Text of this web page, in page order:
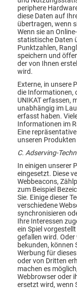
periphere
diese Daten auf
übertragen, wenn
Wenn sie an
statistische Daten
Punktzahlen,
speichern und
der von Ihnen
wird.
Externe, in unsere
die Informationen,
UNIKAT erfassen,
unabhängig im
erfasst haben.
Informationen im
Eine
unseren
C. Adserving-
In einigen unserer
eingesetzt. Diese
Webbeacons,
zum Beispiel
Sie. Einige dieser
verschiedene
synchronisieren
Ihre Interessen
ein Spiel
gefallen wird. Oder
bekunden, können
Werbung für
oder von Dritten
machen es
Webbrowser oder
ersetzt wird, wenn